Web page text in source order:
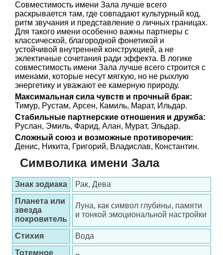
Совместимость имени Зала лучше всего
раскрывается там, где совпадают культурный код,
ритм звучания и представление о личных границах.
Для такого имени особенно важны партнеры с
классической, благородной фонетикой и
устойчивой внутренней конструкцией, а не
эклектичные сочетания ради эффекта. В логике
совместимость имени Зала лучше всего строится с
именами, которые несут мягкую, но не рыхлую
энергетику и уважают ее камерную природу.
Максимальная сила чувств и прочный брак:
Тимур, Рустам, Арсен, Камиль, Марат, Ильдар.
Стабильные партнерские отношения и дружба:
Руслан, Эмиль, Фарид, Алан, Мурат, Эльдар.
Сложный союз и возможные противоречия:
Денис, Никита, Григорий, Владислав, Константин.
Символика имени Зала
Знак зодиака
Рак, Дева
Планета или
звезда
покровитель
Луна, как символ глубины, памяти
и тонкой эмоциональной настройки
Стихия
Вода
Тотемное